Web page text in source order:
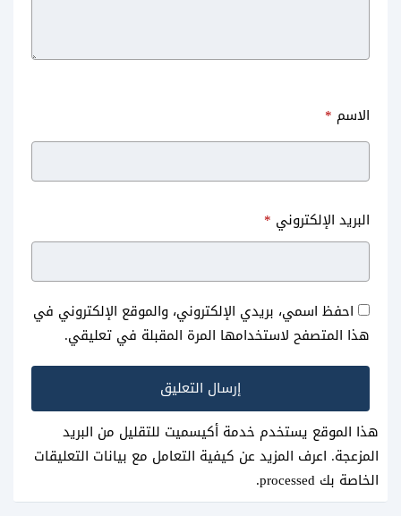
الاسم *
البريد الإلكتروني *
احفظ اسمي، بريدي الإلكتروني، والموقع الإلكتروني في
هذا المتصفح لاستخدامها المرة المقبلة في تعليقي.
هذا الموقع يستخدم خدمة أكيسميت للتقليل من البريد
المزعجة. اعرف المزيد عن كيفية التعامل مع بيانات التعليقات
الخاصة بك processed
.